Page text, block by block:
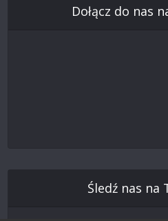
Dołącz do nas
Śledź nas na